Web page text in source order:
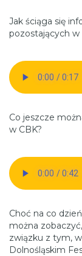
Jak ściąga się
pozostających w
Co jeszcze
w CBK?
Choć na co
można
związku z tym,
Dolnośląskim